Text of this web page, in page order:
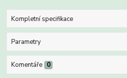
Kompletní specifikace
Parametry
Komentáře 0